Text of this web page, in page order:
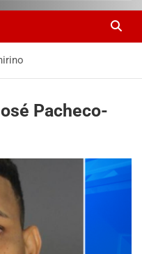
Pacheco-